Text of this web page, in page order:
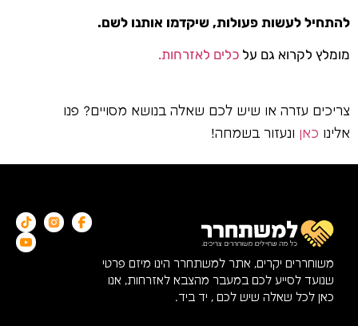
להתחיל לעשות פעולות, שיקדמו אותנו לשם.
מומלץ לקרוא גם על כלים לאזרחות.
צריכים עזרה או שיש לכם שאלה בנושא מסויים? פנו
אלינו כאן ונעזור בשמחה!
משוחררים יקרים, אתר למשתחרר הינו מיזם פרטי
שנועד לסייע לכם במעבר מהצבא לאזרחות, אנו
כאן לכל שאלה שיש לכם , יד ביד.